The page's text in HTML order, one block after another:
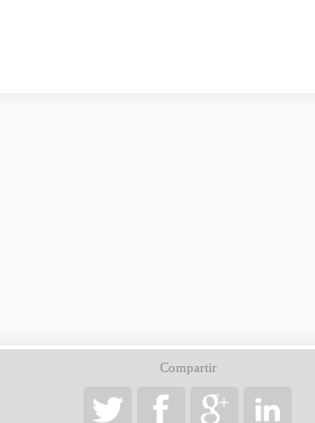
Compartir